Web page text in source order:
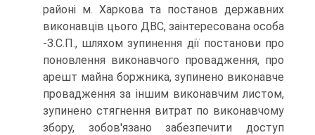
районі м. Харкова та постанов державних
виконавців цього ДВС, заінтересована особа
-З.С.П., шляхом зупинення дії постанови про
поновлення виконавчого провадження, про
арешт майна боржника, зупинено виконавче
провадження за іншим виконавчим листом,
зупинено стягнення витрат по виконавчому
збору, зобов'язано забезпечити доступ